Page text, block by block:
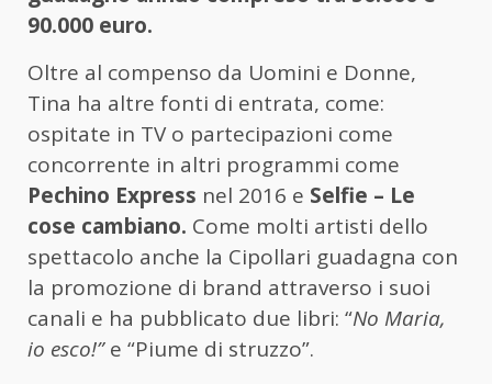
90.000 euro.
Oltre al compenso da Uomini e Donne,
Tina ha altre fonti di entrata, come:
ospitate in TV o partecipazioni come
concorrente in altri programmi come
Pechino Express nel 2016 e Selfie – Le
cose cambiano. Come molti artisti dello
spettacolo anche la Cipollari guadagna con
la promozione di brand attraverso i suoi
canali e ha pubblicato due libri: “No Maria,
io esco!”e “Piume di struzzo”.